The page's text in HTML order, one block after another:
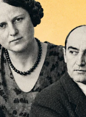
einem „Prass-
Generation
Otte.